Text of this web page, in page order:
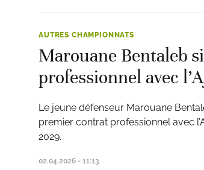
AUTRES CHAMPIONNATS
Marouane Bentaleb
professionnel avec
Le jeune défenseur Marouane
premier contrat professionnel avec
2029.
02.04.2026 - 11:13